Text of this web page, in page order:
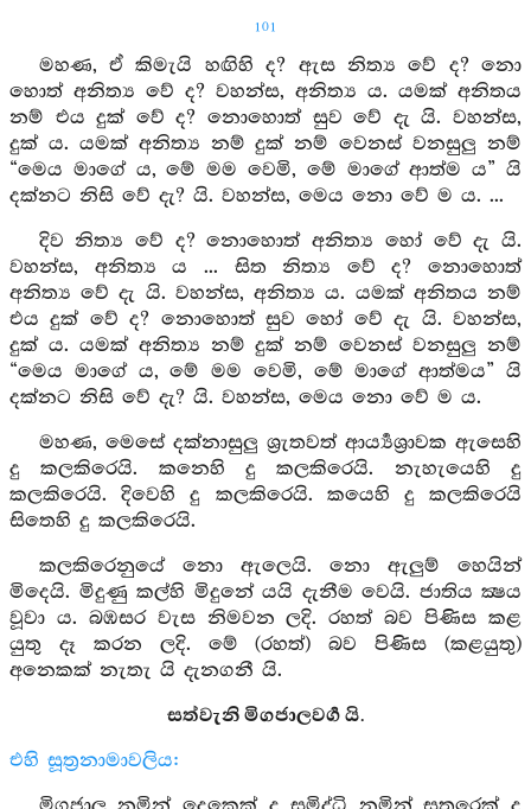
101
මහණ, ඒ කිමැයි හඟිහි ද? ඇස නිත්‍ය වේ ද? නො
හොත් අනිත්‍ය වේ ද? වහන්ස, අනිත්‍ය ය. යමක් අනිතය
නම් එය දුක් වේ ද? නොහොත් සුව වේ දැ යි. වහන්ස,
දුක් ය. යමක් අනිත්‍ය නම් දුක් නම් වෙනස් වනසුලු නම්
“මෙය මාගේ ය, මේ මම වෙමි, මේ මාගේ ආත්ම ය” යි
දක්නට නිසි වේ දැ? යි. වහන්ස, මෙය නො වේ ම ය. ...
දිව නිත්‍ය වේ ද? නොහොත් අනිත්‍ය හෝ වේ දැ යි.
වහන්ස, අනිත්‍ය ය ... සිත නිත්‍ය වේ ද? නොහොත්
අනිත්‍ය වේ දැ යි. වහන්ස, අනිත්‍ය ය. යමක් අනිතය නම්
එය දුක් වේ ද? නොහොත් සුව හෝ වේ දැ යි. වහන්ස,
දුක් ය. යමක් අනිත්‍ය නම් දුක් නම් වෙනස් වනසුලු නම්
“මෙය මාගේ ය, මේ මම වෙමි, මේ මාගේ ආත්මය” යි
දක්නට නිසි වේ දැ? යි. වහන්ස, මෙය නො වේ ම ය.
මහණ, මෙසේ දක්නාසුලු ශ්‍රැතවත් ආර්‍ය්‍යශ්‍රාවක ඇසෙහි
දු කලකිරෙයි. කනෙහි දු කලකිරෙයි. නැහැයෙහි දු
කලකිරෙයි. දිවෙහි දු කලකිරෙයි. කයෙහි දු කලකිරෙයි
සිතෙහි දු කලකිරෙයි.
කලකිරෙනුයේ නො ඇලෙයි. නො ඇලුම් හෙයින්
මිදෙයි. මිදුණු කල්හි මිදුනේ යයි දැනීම වෙයි. ජාතිය ක්‍ෂය
වූවා ය. බඹසර වැස නිමවන ලදි. රහත් බව පිණිස කළ
යුතු දෑ කරන ලදි. මේ (රහත්) බව පිණිස (කළයුතු)
අනෙකක් නැතැ යි දැනගනී යි.
සත්වැනි මිගජාලවර්‍ග යි.
එහි සූත්‍රනාමාවලිය: